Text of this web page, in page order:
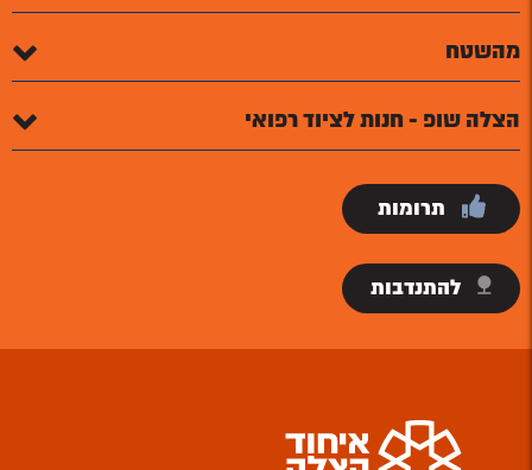
מהשטח
הצלה שופ - חנות לציוד רפואי
תרומות
להתנדבות